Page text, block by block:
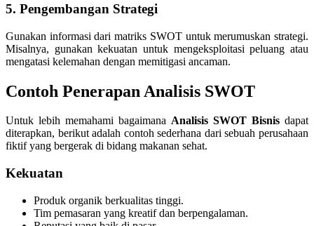
5. Pengembangan Strategi
Gunakan informasi dari matriks SWOT untuk merumuskan strategi.
Misalnya, gunakan kekuatan untuk mengeksploitasi peluang atau
mengatasi kelemahan dengan memitigasi ancaman.
Contoh Penerapan Analisis SWOT
Untuk lebih memahami bagaimana Analisis SWOT Bisnis dapat
diterapkan, berikut adalah contoh sederhana dari sebuah perusahaan
fiktif yang bergerak di bidang makanan sehat.
Kekuatan
Produk organik berkualitas tinggi.
Tim pemasaran yang kreatif dan berpengalaman.